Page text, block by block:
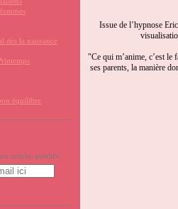
dès la naissance
équilibre
articles publiés.
Issue de l’hypnose
"Ce qui m’anime, c’est le
ses parents, la manière